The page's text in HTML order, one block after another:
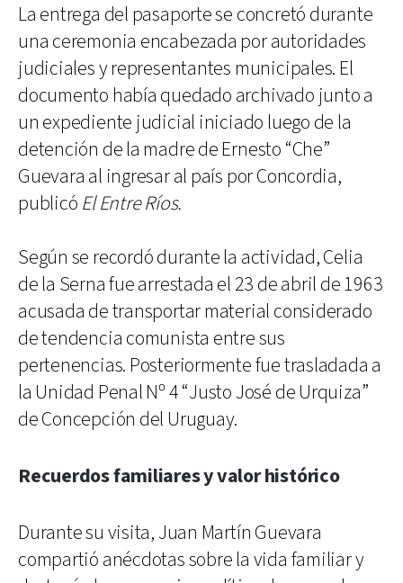
La entrega del pasaporte se concretó durante
una ceremonia encabezada por autoridades
judiciales y representantes municipales. El
documento había quedado archivado junto a
un expediente judicial iniciado luego de la
detención de la madre de Ernesto “Che”
Guevara al ingresar al país por Concordia,
publicó El Entre Ríos.
Según se recordó durante la actividad, Celia
de la Serna fue arrestada el 23 de abril de 1963
acusada de transportar material considerado
de tendencia comunista entre sus
pertenencias. Posteriormente fue trasladada a
la Unidad Penal Nº 4 “Justo José de Urquiza”
de Concepción del Uruguay.
Recuerdos familiares y valor histórico
Durante su visita, Juan Martín Guevara
compartió anécdotas sobre la vida familiar y